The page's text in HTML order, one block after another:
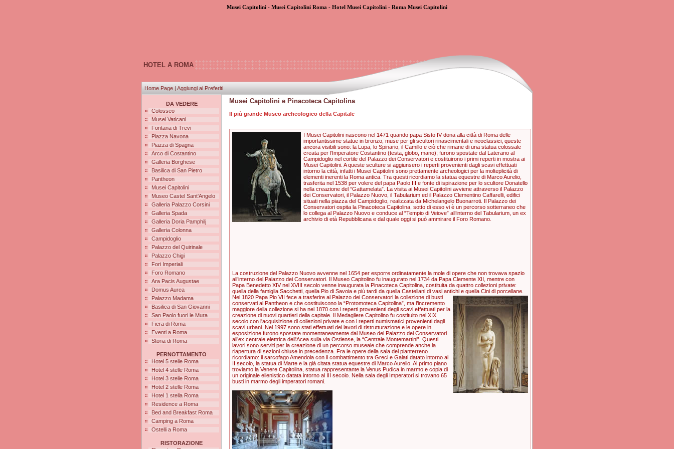
Musei Capitolini - Musei Capitolini Roma - Hotel Musei Capitolini - Roma Musei Capitolini
HOTEL A ROMA
Home Page | Aggiungi ai Preferiti
DA VEDERE
Colosseo
Musei Vaticani
Fontana di Trevi
Piazza Navona
Piazza di Spagna
Arco di Costantino
Galleria Borghese
Basilica di San Pietro
Pantheon
Musei Capitolini
Museo Castel Sant'Angelo
Galleria Palazzo Corsini
Galleria Spada
Galleria Doria Pamphilj
Galleria Colonna
Campidoglio
Palazzo del Quirinale
Palazzo Chigi
Fori Imperiali
Foro Romano
Ara Pacis Augustae
Domus Aurea
Palazzo Madama
Basilica di San Giovanni
San Paolo fuori le Mura
Fiera di Roma
Eventi a Roma
Storia di Roma
PERNOTTAMENTO
Hotel 5 stelle Roma
Hotel 4 stelle Roma
Hotel 3 stelle Roma
Hotel 2 stelle Roma
Hotel 1 stella Roma
Residence a Roma
Bed and Breakfast Roma
Camping a Roma
Ostelli a Roma
RISTORAZIONE
Musei Capitolini e Pinacoteca Capitolina
Il più grande Museo archeologico della Capitale
I Musei Capitolini nascono nel 1471 quando papa Sisto IV dona alla città di Roma delle
importantissime statue in bronzo, muse per gli scultori rinascimentali e neoclassici, queste
ancora visibili sono: la Lupa, lo Spinario, il Camillo e ciò che rimane di una statua colossale
creata per l’Imperatore Costantino (testa, globo, mano); furono spostate dal Laterano al
Campidoglio nel cortile del Palazzo dei Conservatori e costituirono i primi reperti in mostra ai
Musei Capitolini. A queste sculture si aggiunsero i reperti provenienti dagli scavi effettuati
intorno la città, infatti i Musei Capitolini sono prettamente archeologici per la molteplicità di
elementi inerenti la Roma antica. Tra questi ricordiamo la statua equestre di Marco Aurelio,
trasferita nel 1538 per volere del papa Paolo III e fonte di ispirazione per lo scultore Donatello
nella creazione del “Gattamelata”. La visita ai Musei Capitolini avviene attraverso il Palazzo
dei Conservatori, il Palazzo Nuovo, il Tabularium ed il Palazzo Clementino Caffarelli, edifici
situati nella piazza del Campidoglio, realizzata da Michelangelo Buonarroti. Il Palazzo dei
Conservatori ospita la Pinacoteca Capitolina, sotto di esso vi è un percorso sotterraneo che
lo collega al Palazzo Nuovo e conduce al “Tempio di Veiove” all’interno del Tabularium, un ex
archivio di età Repubblicana e dal quale oggi si può ammirare il Foro Romano.
La costruzione del Palazzo Nuovo avvenne nel 1654 per esporre ordinatamente la mole di opere che non trovava spazio
all’interno del Palazzo dei Conservatori. Il Museo Capitolino fu inaugurato nel 1734 da Papa Clemente XII, mentre con
Papa Benedetto XIV nel XVIII secolo venne inaugurata la Pinacoteca Capitolina, costituita da quattro collezioni private:
quella della famiglia Sacchetti, quella Pio di Savoia e più tardi da quella Castellani di vasi antichi e quella Cini di porcellane.
Nel 1820 Papa Pio VII fece a trasferire al Palazzo dei Conservatori la collezione di busti
conservati al Pantheon e che costituiscono la “Protomoteca Capitolina”, ma l’incremento
maggiore della collezione si ha nel 1870 con i reperti provenienti degli scavi effettuati per la
creazione di nuovi quartieri della capitale. Il Medagliere Capitolino fu costituito nel XIX
secolo con l'acquisizione di collezioni private e con i reperti numismatici provenienti dagli
scavi urbani. Nel 1997 sono stati effettuati dei lavori di ristrutturazione e le opere in
esposizione furono spostate momentaneamente dal Museo del Palazzo dei Conservatori
all’ex centrale elettrica dell'Acea sulla via Ostiense, la “Centrale Montemartini”. Questi
lavori sono serviti per la creazione di un percorso museale che comprende anche la
riapertura di sezioni chiuse in precedenza. Fra le opere della sala del pianterreno
ricordiamo: il sarcofago Amendola con il combattimento tra Greci e Galati datato intorno al
II secolo, la statua di Marte e la già citata statua equestre di Marco Aurelio. Al primo piano
troviamo la Venere Capitolina, statua rappresentante la Venus Pudica in marmo e copia di
un originale ellenistico datata intorno al III secolo. Nella sala degli Imperatori si trovano 65
busti in marmo degli imperatori romani.